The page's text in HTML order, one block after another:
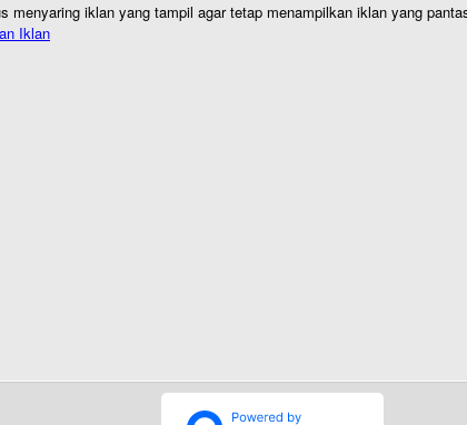
menyaring iklan yang tampil agar tetap menampilkan iklan yang
Iklan